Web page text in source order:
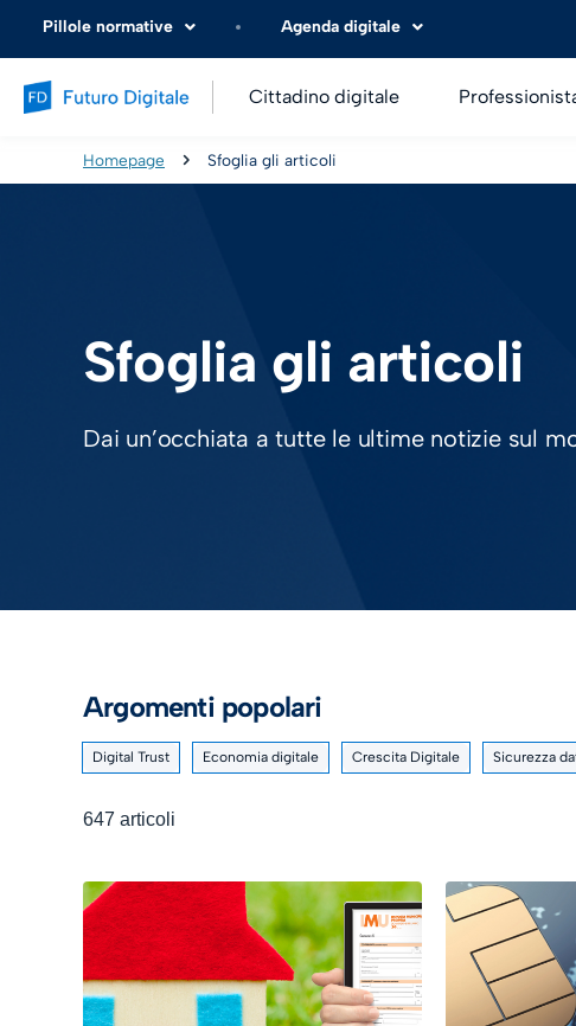
Pillole normative Agenda digitale
Cittadino digitale
Homepage Sfoglia gli articoli
Sfoglia gli articoli
Dai un’occhiata a tutte le ultime notizie sul
Argomenti popolari
Digital Trust Economia digitale Crescita Digitale Sicurezza
647 articoli